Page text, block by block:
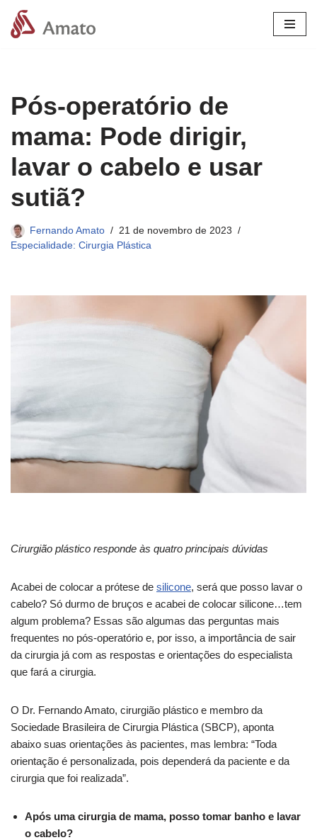
Pular
Pós-operatório de
mama: Pode dirigir,
lavar o cabelo e usar
sutiã?
Fernando Amato
21 de novembro de 2023
Especialidade: Cirurgia Plástica
Cirurgião plástico responde às quatro principais dúvidas
Acabei de colocar a prótese de silicone, será que posso lavar o
cabelo? Só durmo de bruços e acabei de colocar silicone…tem
algum problema? Essas são algumas das perguntas mais
frequentes no pós-operatório e, por isso, a importância de sair
da cirurgia já com as respostas e orientações do especialista
que fará a cirurgia.
O Dr. Fernando Amato, cirurgião plástico e membro da
Sociedade Brasileira de Cirurgia Plástica (SBCP), aponta
abaixo suas orientações às pacientes, mas lembra: “Toda
orientação é personalizada, pois dependerá da paciente e da
cirurgia que foi realizada”.
Após uma cirurgia de mama, posso tomar banho e lavar
o cabelo?